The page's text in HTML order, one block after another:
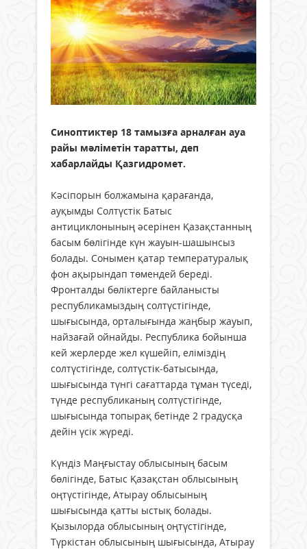
Синоптиктер 18 тамызға арналған ауа
райы мәліметін таратты, деп
хабарлайды Қазгидромет.
Кәсіпорын болжамына қарағанда,
ауқымды Солтүстік Батыс
антициклонының әсерінен Қазақстанның
басым бөлігінде күн жауын-шашынсыз
болады. Сонымен қатар температуралық
фон ақырындап төмендей береді.
Фронталды бөліктерге байланысты
республикамыздың солтүстігінде,
шығысында, орталығында жаңбыр жауып,
найзағай ойнайды. Республика бойынша
кей жерлерде жел күшейіп, еліміздің
солтүстігінде, солтүстік-батысында,
шығысында түнгі сағаттарда тұман түседі,
түнде республиканың солтүстігінде,
шығысында топырақ бетінде 2 градусқа
дейін үсік жүреді.
Күндіз Маңғыстау облысының басым
бөлігінде, Батыс Қазақстан облысының
оңтүстігінде, Атырау облысының
шығысында қатты ыстық болады.
Қызылорда облысының оңтүстігінде,
Түркістан облысының шығысында, Атырау